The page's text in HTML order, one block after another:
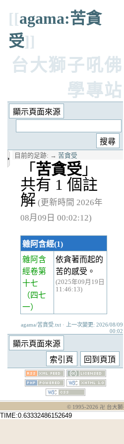
[[agama:苦貪
受]]
台大獅子吼佛
學專站
目前的足跡: → 苦貪受
「 苦貪受 」
共有 1 個註
解 (更新時間 2026年
08月09日 00:02:12)
雜阿含經(1)
雜阿含
經卷第
十七
（四七
一）
依貪著而起的
苦的感受。
(2025年09月19日
11:46:13)
agama/苦貪受.txt · 上一次變更: 2026/08/09
00:02
© 1995-2026 卍 台大
TIME:0.63332486152649